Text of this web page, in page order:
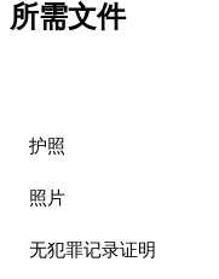
所需文件
护照
照片
无犯罪记录证明